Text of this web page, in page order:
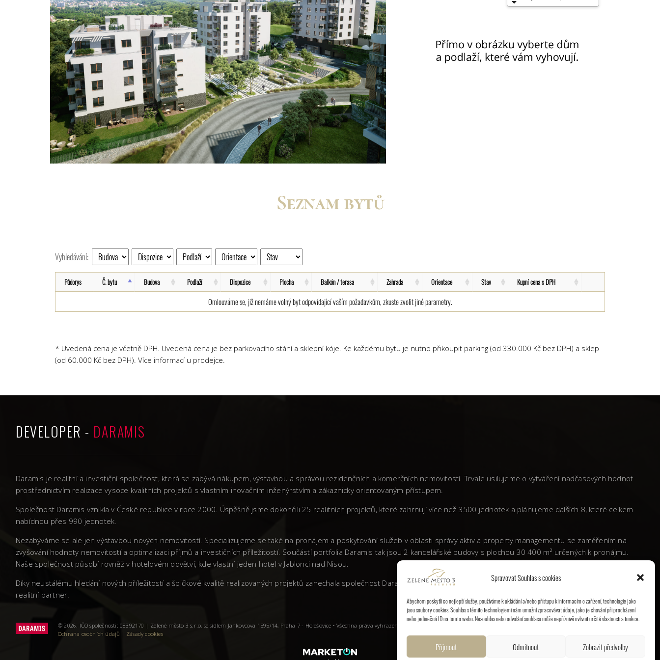
Spravovat Souhlas s cookies
Abychom poskytli co nejlepší služby, používáme k ukládání a/nebo přístupu k informacím o zařízení, technologie jako
jsou soubory cookies. Souhlas s těmito technologiemi nám umožní zpracovávat údaje, jako je chování při procházení
nebo jedinečná ID na tomto webu. Nesouhlas nebo odvolání souhlasu může nepříznivě ovlivnit určité vlastnosti a funkce.
Příjmout Odmítnout Zobrazit předvolby
Seznam bytů
Vyhledávání:
Půdorys Č. bytu Budova Podlaží Dispozice Plocha Balkón / terasa Zahrada Orientace Stav Kupní cena s DPH
Omlouváme se, již nemáme volný byt odpovídající vaším požadavkům, zkuste zvolit jiné parametry.
* Uvedená cena je včetně DPH. Uvedená cena je bez parkovacího stání a sklepní kóje. Ke každému bytu je nutno přikoupit parking (od 330.000 Kč bez DPH) a sklep
(od 60.000 Kč bez DPH). Více informací u prodejce.
DEVELOPER - DARAMIS
Daramis je realitní a investiční společnost, která se zabývá nákupem, výstavbou a správou rezidenčních a komerčních nemovitostí. Trvale usilujeme o vytváření nadčasových hodnot
prostřednictvím realizace vysoce kvalitních projektů s vlastním inovačním inženýrstvím a zákaznicky orientovaným přístupem.
Společnost Daramis vznikla v České republice v roce 2000. Úspěšně jsme dokončili 25 realitních projektů, které zahrnují více než 3500 jednotek a plánujeme dalších 8, které celkem
nabídnou přes 990 jednotek.
Nezabýváme se ale jen výstavbou nových nemovitostí. Specializujeme se také na pronájem a poskytování služeb v oblasti správy aktiv a property managementu se zaměřením na
zvyšování hodnoty nemovitostí a optimalizaci příjmů a investičních příležitostí. Součástí portfolia Daramis tak jsou 2 kancelářské budovy s plochou 30 400 m² určených k pronájmu.
Naše společnost působí rovněž v hotelovém odvětví, kde vlastní jeden hotel v Jablonci nad Nisou.
Díky neustálému hledání nových příležitostí a špičkové kvalitě realizovaných projektů zanechala společnost Daramis v České republice výraznou stopu a etablovala se jako vyhledávaný
realitní partner.
© 2026. IČO společnosti: 08392170 | Zelené město 3 s.r.o, se sídlem Jankovcova 1595/14, Praha 7 - Holešovice • Všechna práva vyhrazena.
Ochrana osobních údajů | Zásady cookies